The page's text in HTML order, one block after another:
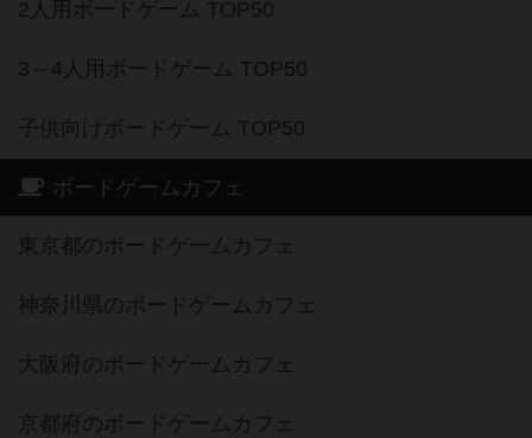
2人用ボードゲーム TOP50
3～4人用ボードゲーム TOP50
子供向けボードゲーム TOP50
ボードゲームカフェ
東京都のボードゲームカフェ
神奈川県のボードゲームカフェ
大阪府のボードゲームカフェ
京都府のボードゲームカフェ